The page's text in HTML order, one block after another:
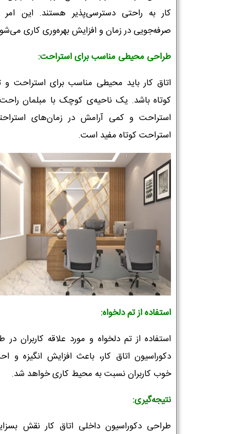
کار به راحتی دسترسی‌پذیر هستند. این امر
صرفه‌جویی در زمان و افزایش بهره‌وری کاری
طراحی محیطی مناسب برای استراحت:
اتاق کار باید محیطی مناسب برای استراحت و
کوتاه باشد. یک ناحیه‌ی کوچک با مبلمان
استراحت و کمی آرامش در زمان‌های
استراحت کوتاه مفید است.
استفاده از تم دلخواه:
استفاده از تم دلخواه و مورد علاقه کاربران در
دکوراسیون اتاق کار، باعث افزایش انگیزه و
خوب کاربران نسبت به محیط کاری خواهد شد.
نتیجه‌گیری:
طراحی دکوراسیون داخلی اتاق کار نقش